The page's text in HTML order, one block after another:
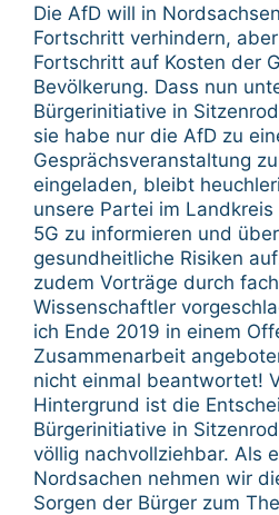
Die AfD will in
Fortschritt verhindern,
Fortschritt auf Kosten der
Bevölkerung. Dass nun
Bürgerinitiative in
sie habe nur die AfD zu
Gesprächsveranstaltung
eingeladen, bleibt
unsere Partei im
5G zu informieren und
gesundheitliche Risiken
zudem Vorträge durch
Wissenschaftler
ich Ende 2019 in einem
Zusammenarbeit
nicht einmal beantwortet!
Hintergrund ist die
Bürgerinitiative in
völlig nachvollziehbar. Als
Nordsachen nehmen wir
Sorgen der Bürger zum